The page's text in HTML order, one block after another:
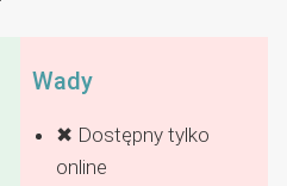
Wady
✖ Dostępny tylko
online